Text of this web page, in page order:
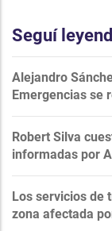
Seguí
Alejandro
Emergencias se
Robert Silva
informadas por
Los servicios de
zona afectada